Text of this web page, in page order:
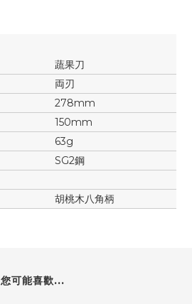
蔬果刀
両刃
278mm
150mm
63g
SG2鋼
胡桃木八角柄
您可能喜歡...